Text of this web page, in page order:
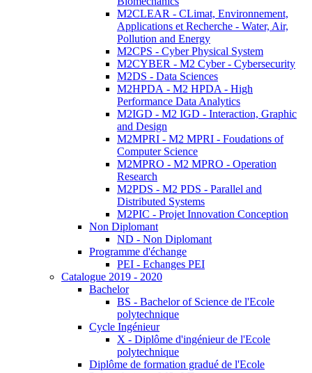
M2CLEAR - CLimat, Environnement,
Applications et Recherche - Water, Air,
Pollution and Energy
M2CPS - Cyber Physical System
M2CYBER - M2 Cyber - Cybersecurity
M2DS - Data Sciences
M2HPDA - M2 HPDA - High
Performance Data Analytics
M2IGD - M2 IGD - Interaction, Graphic
and Design
M2MPRI - M2 MPRI - Foudations of
Computer Science
M2MPRO - M2 MPRO - Operation
Research
M2PDS - M2 PDS - Parallel and
Distributed Systems
M2PIC - Projet Innovation Conception
Non Diplomant
ND - Non Diplomant
Programme d'échange
PEI - Echanges PEI
Catalogue 2019 - 2020
Bachelor
BS - Bachelor of Science de l'Ecole
polytechnique
Cycle Ingénieur
X - Diplôme d'ingénieur de l'Ecole
polytechnique
Diplôme de formation gradué de l'Ecole